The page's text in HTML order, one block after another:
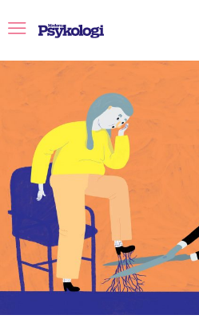
Prenumerera
Det har jag lärt mig
Klassiska experiment
Podd
Hjärnan
Intervju